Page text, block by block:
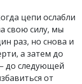
цепи ослабли
свою силу, мы
раз, но снова и
а затем до
до следующей
oт